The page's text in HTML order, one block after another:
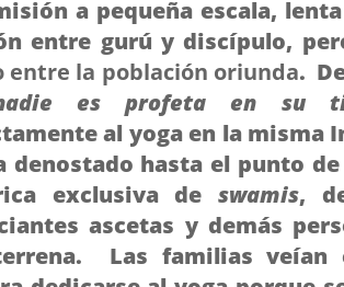
a pequeña escala,
entre gurú y discípulo,
entre la población oriunda.
es profeta en su
al yoga en la misma
denostado hasta el punto
exclusiva deswamis,
ascetas y demás
Las familias veían